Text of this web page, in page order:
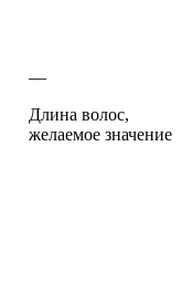
—
Длина волос,
желаемое значение